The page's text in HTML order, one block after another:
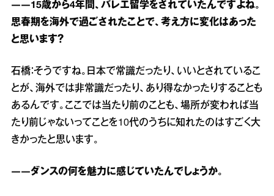
――15歳から4年間、バレエ留学をされていたんですよね。
思春期を海外で過ごされたことで、考え方に変化はあった
と思います？
石橋：そうですね。日本で常識だったり、いいとされているこ
とが、海外では非常識だったり、あり得なかったりすることも
あるんです。ここでは当たり前のことも、場所が変われば当
たり前じゃないってことを10代のうちに知れたのはすごく大
きかったと思います。
――ダンスの何を魅力に感じていたんでしょうか。